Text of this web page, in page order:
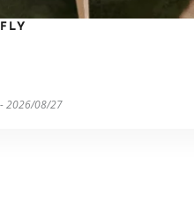
2026/08/27